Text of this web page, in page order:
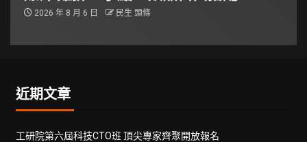
2026 年 8 月 6 日 民生 頭條
近期文章
工研院第六屆科技CTO班 頂尖專家齊聚開放報名